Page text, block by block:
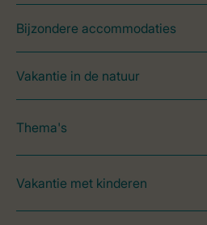
Bijzondere accommodaties
Vakantie in de natuur
Thema's
Vakantie met kinderen